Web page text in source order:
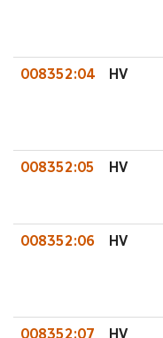
008352:04 HV
008352:05 HV
008352:06 HV
008352:07 HV